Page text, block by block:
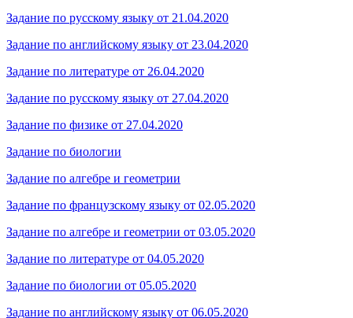
Задание по русскому языку от 21.04.2020
Задание по английскому языку от 23.04.2020
Задание по литературе от 26.04.2020
Задание по русскому языку от 27.04.2020
Задание по физике от 27.04.2020
Задание по биологии
Задание по алгебре и геометрии
Задание по французскому языку от 02.05.2020
Задание по алгебре и геометрии от 03.05.2020
Задание по литературе от 04.05.2020
Задание по биологии от 05.05.2020
Задание по английскому языку от 06.05.2020